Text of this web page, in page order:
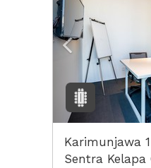
Karimunjawa
Sentra Kelapa